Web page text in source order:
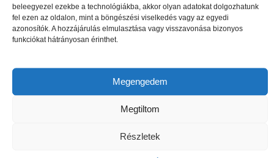
beleegyezel ezekbe a technológiákba, akkor olyan adatokat dolgozhatunk
fel ezen az oldalon, mint a böngészési viselkedés vagy az egyedi
azonosítók. A hozzájárulás elmulasztása vagy visszavonása bizonyos
funkciókat hátrányosan érinthet.
Megengedem
Megtiltom
Részletek
A csontritkulás veszélyei